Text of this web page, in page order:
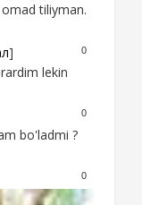
tiliyman.
0
]
lekin
0
bo'ladmi ?
0